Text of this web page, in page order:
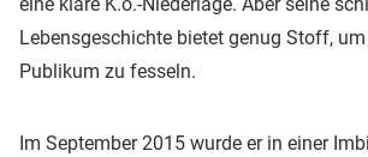
eine klare K.o.-Niederlage. Aber seine
Lebensgeschichte bietet genug Stoff,
Publikum zu fesseln.
Im September 2015 wurde er in einer